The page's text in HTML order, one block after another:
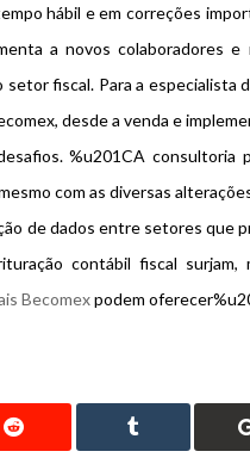
hábil e em correções
a novos colaboradores e
fiscal. Para a especialista
desde a venda e
%u201CA consultoria
com as diversas
de dados entre setores que
contábil fiscal surjam,
Becomexpodem